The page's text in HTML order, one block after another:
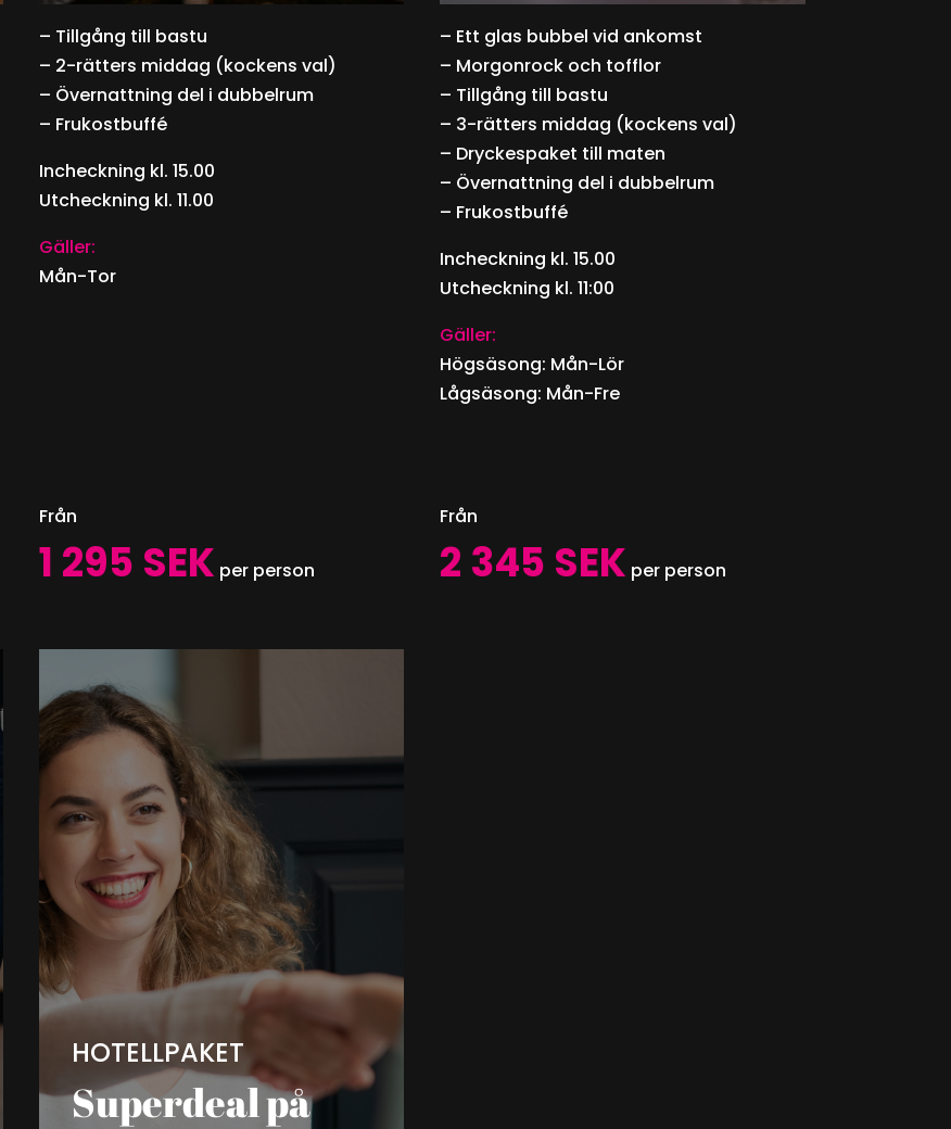
– Tillgång till bastu
– 2-rätters middag (kockens val)
– Övernattning del i dubbelrum
– Frukostbuffé
Incheckning kl. 15.00
Utcheckning kl. 11.00
Gäller:
Mån-Tor
– Ett glas bubbel vid ankomst
– Morgonrock och tofflor
– Tillgång till bastu
– 3-rätters middag (kockens val)
– Dryckespaket till maten
– Övernattning del i dubbelrum
– Frukostbuffé
Incheckning kl. 15.00
Utcheckning kl. 11:00
Gäller:
Högsäsong: Mån-Lör
Lågsäsong: Mån-Fre
Från
1 295 SEK per person
Från
2 345 SEK per person
HOTELLPAKET
Superdeal på